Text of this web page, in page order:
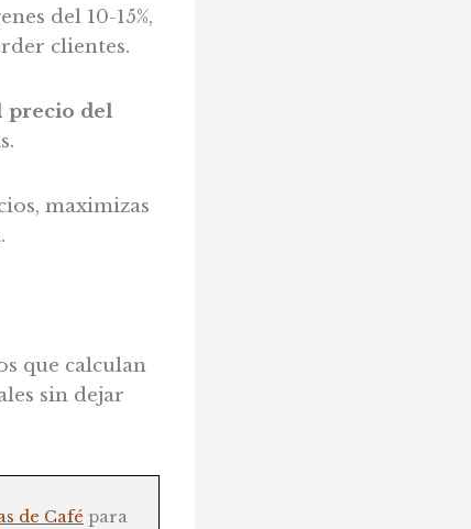
del 10-15%,
clientes.
precio del
maximizas
que calculan
sin dejar
de Café para